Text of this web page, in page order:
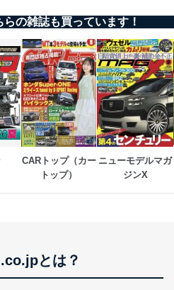
ービス
一郎
いて
護管理者を設置し、個人情報保
郎
管理グループディレクター 前
の雑誌も買っています！
CARトップ（カー
トップ）
ニューモデルマガ
ジンX
とは？